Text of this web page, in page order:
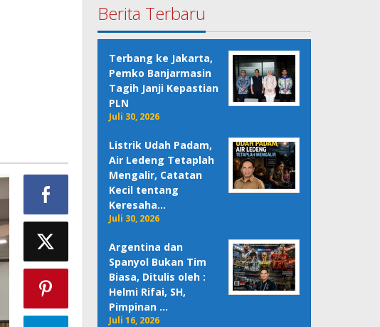
Berita Terbaru
Terbang ke Jakarta,
Pemko Banjarmasin
Tagih Janji Kepastian
PLN
Juli 30, 2026
Listrik Udah Padam,
Air Ledeng Tetaplah
Mengalir, Catatan
Kecil tentang
Keresaha…
Juli 30, 2026
Argentina dan
Spanyol Bukan Tim
Biasa, Ditulis oleh :
Helmi Rifai, SH,
Pimpinan …
Juli 16, 2026